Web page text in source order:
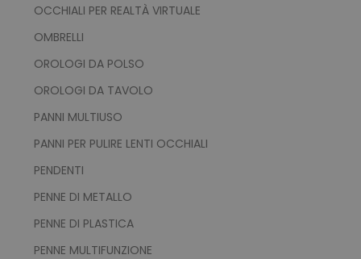
OCCHIALI PER REALTÀ VIRTUALE
OMBRELLI
OROLOGI DA POLSO
OROLOGI DA TAVOLO
PANNI MULTIUSO
PANNI PER PULIRE LENTI OCCHIALI
PENDENTI
PENNE DI METALLO
PENNE DI PLASTICA
PENNE MULTIFUNZIONE